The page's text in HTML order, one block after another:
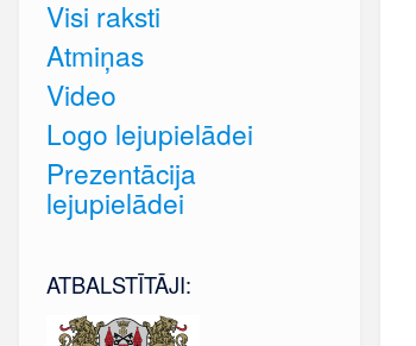
Visi raksti
Atmiņas
Video
Logo lejupielādei
Prezentācija
lejupielādei
ATBALSTĪTĀJI: